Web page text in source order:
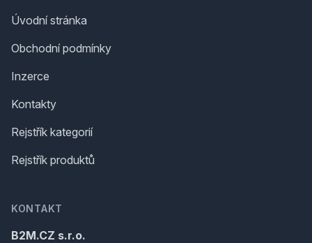
Úvodní stránka
Obchodní podmínky
Inzerce
Kontakty
Rejstřík kategorií
Rejstřík produktů
KONTAKT
B2M.CZ s.r.o.